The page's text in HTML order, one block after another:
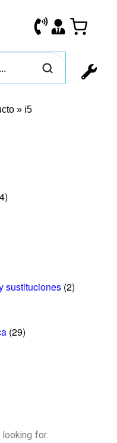
» i5
sustituciones (2)
(29)
for.